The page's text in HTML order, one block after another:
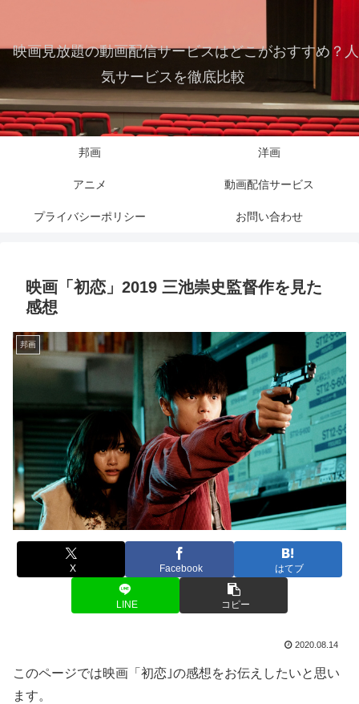
映画見放題の動画配信サービスはどこがおすすめ？人
気サービスを徹底比較
邦画 洋画
アニメ 動画配信サービス
プライバシーポリシー お問い合わせ
映画「初恋」2019 三池崇史監督作を見た
感想
邦画
X Facebook はてブ
LINE コピー
2020.08.14
このページでは映画「初恋｣の感想をお伝えしたいと思い
ます。